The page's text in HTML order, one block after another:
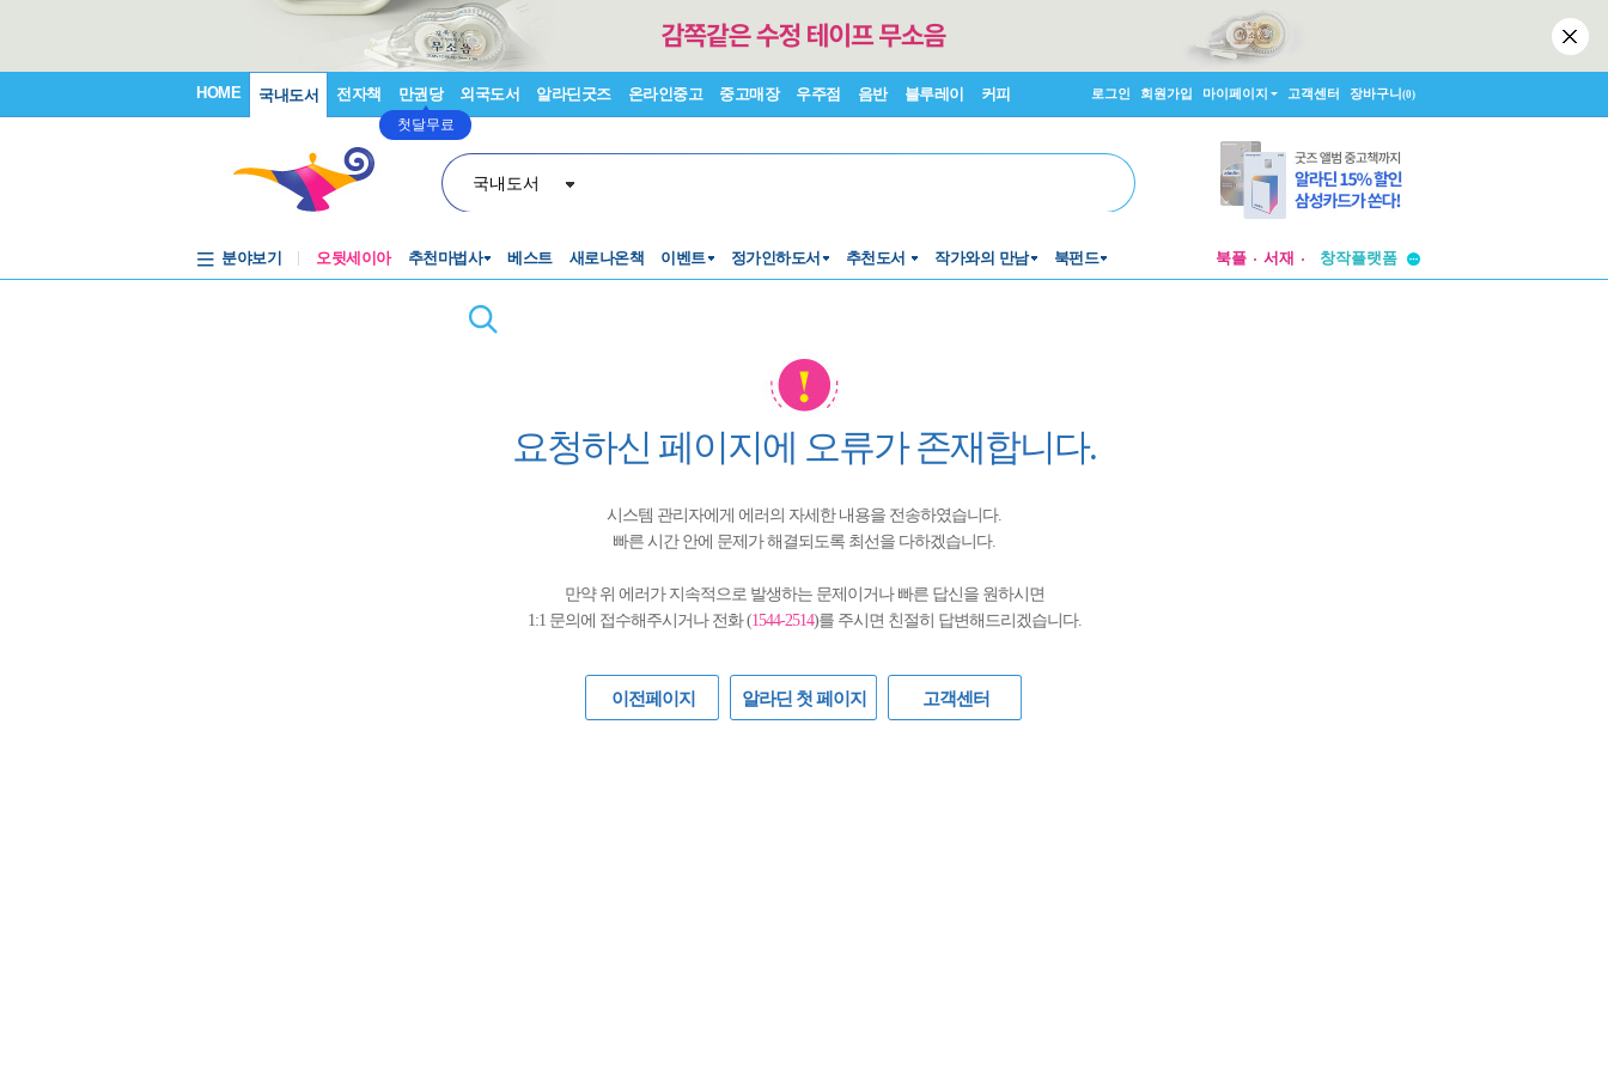
HOME 국내도서 전자책 만권당
첫달무료
외국도서 알라딘굿즈 온라인중고 중고매장 우주점 음반 블루레이 커피 로그인 회원가입 마이페이지 고객센터 장바구니(0)
국내도서
분야보기 오뒷세이아 추천마법사 베스트 새로나온책 이벤트 정가인하도서 추천도서 작가와의 만남 북펀드 북플 서재
창작플랫폼
요청하신 페이지에 오류가 존재합니다.
시스템 관리자에게 에러의 자세한 내용을 전송하였습니다.
빠른 시간 안에 문제가 해결되도록 최선을 다하겠습니다.
만약 위 에러가 지속적으로 발생하는 문제이거나 빠른 답신을 원하시면
1:1 문의에 접수해주시거나 전화 (1544-2514)를 주시면 친절히 답변해드리겠습니다.
이전페이지 알라딘 첫 페이지 고객센터